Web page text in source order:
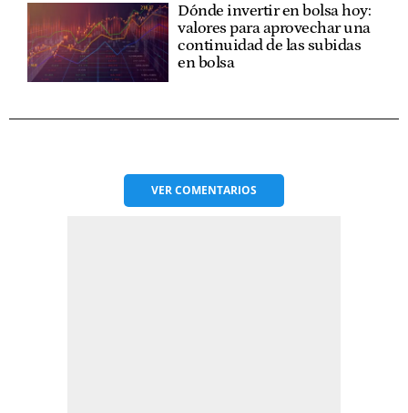
Dónde invertir en bolsa hoy:
valores para aprovechar una
continuidad de las subidas
en bolsa
VERCOMENTARIOS